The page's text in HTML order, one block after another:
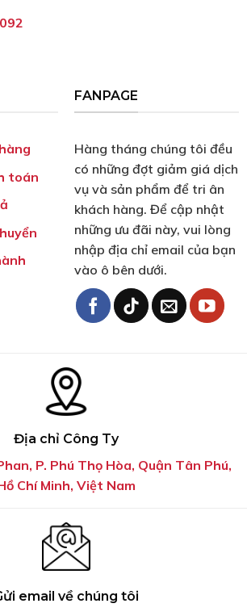
092
toán
FANPAGE
Hàng tháng chúng tôi đều
có những đợt giảm giá dịch
vụ và sản phẩm để tri ân
khách hàng. Để cập nhật
những ưu đãi này, vui lòng
nhập địa chỉ email của bạn
vào ô bên dưới.
Địa chỉ Công Ty
P. Phú Thọ Hòa, Quận Tân Phú,
Chí Minh, Việt Nam
email về chúng tôi